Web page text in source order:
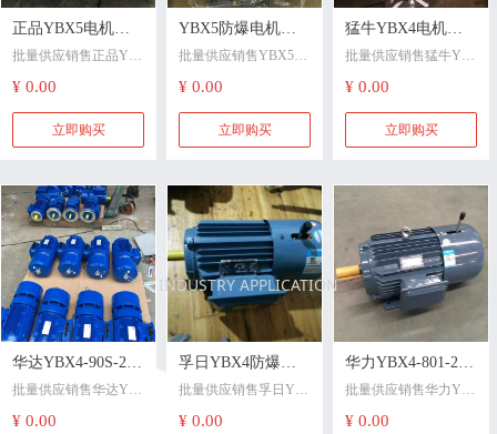
片），IP54/F级，采用
Y2零部件。带风机、
带编码器（SBH-1024-
修窗口。新水蓝漆，
带出厂试验报告。 R
IP23，新出技术通知
不优化，铭牌打Y2-35
5M1-4B-220
B35，挂式合格证。特
急！！！
去掉风扇、风罩，带
专用风机（风机防护
等级IP44），轴为普通
带风扇轴
正品YBX5电机销
售清江YBX5-
355M2-4-250防爆
电机带风机不带编
码器新水蓝漆带出
厂试验报告
批量供应销售正品YB
带风机不带编码器新
水蓝漆带出厂试验报
5，IP54/F级（F级按B
级考核，铭牌打B/F）
YE3132M-4-7.5 7.5 B
5，IP54/F级（F级按B
级考核，铭牌打B/F）
YE3T100L1-4CD-2.2 2.
2 IP55，耐低温轴承润
滑油。进口轴承。带
三相四芯防水电缆伸
出机座长3米，安装孔
¥ 0.00
立即购买
YBX5防爆电机销
售华力YBX5-
355L1-4-280电机左
380/660VExdCT6带
生产许可证编号牌
批量供应销售YBX5防
线380/660VExdCT6带
生产许可证编号牌
¥ 0.00
立即购买
猛牛YBX4电机销
售衡水猛牛YBX4-
90L-2-2.2电机回家
提高自己的修养
批量供应销售猛牛YB
回家提高自己的修养
猛牛YBX4电机销售衡
2电机回家提高自己的
Y315SS-2-H-110 110 V
Y2-180L-4-22 22
Y160L-4-H-15 15 V1
Y100L1-4-H-2.2 2.2
¥ 0.00
立即购买
华达YBX4-90S-2-
1.5电机销售华达
YBX4电机孩子离
批量供应销售华达YB
X4-90S-2-1.5电机销售
¥ 0.00
孚日YBX4防爆电
机销售孚日YBX4-
802-2-1.1电机除了
批量供应销售孚日YB
X4防爆电机销售孚日
¥ 0.00
华力YBX4-801-2-
0.75电机销售华力
YBX4防爆电机我
批量供应销售华力YB
X4-801-2-0.75电机销
¥ 0.00
INDUSTRY APPLICATION